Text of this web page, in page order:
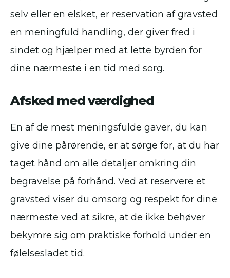
selv eller en elsket, er reservation af gravsted
en meningfuld handling, der giver fred i
sindet og hjælper med at lette byrden for
dine nærmeste i en tid med sorg.
Afsked med værdighed
En af de mest meningsfulde gaver, du kan
give dine pårørende, er at sørge for, at du har
taget hånd om alle detaljer omkring din
begravelse på forhånd. Ved at reservere et
gravsted viser du omsorg og respekt for dine
nærmeste ved at sikre, at de ikke behøver
bekymre sig om praktiske forhold under en
følelsesladet tid.